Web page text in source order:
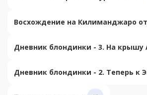
Восхождение на Килиманджаро
Дневник блондинки - 3. На крышу
Дневник блондинки - 2. Теперь к